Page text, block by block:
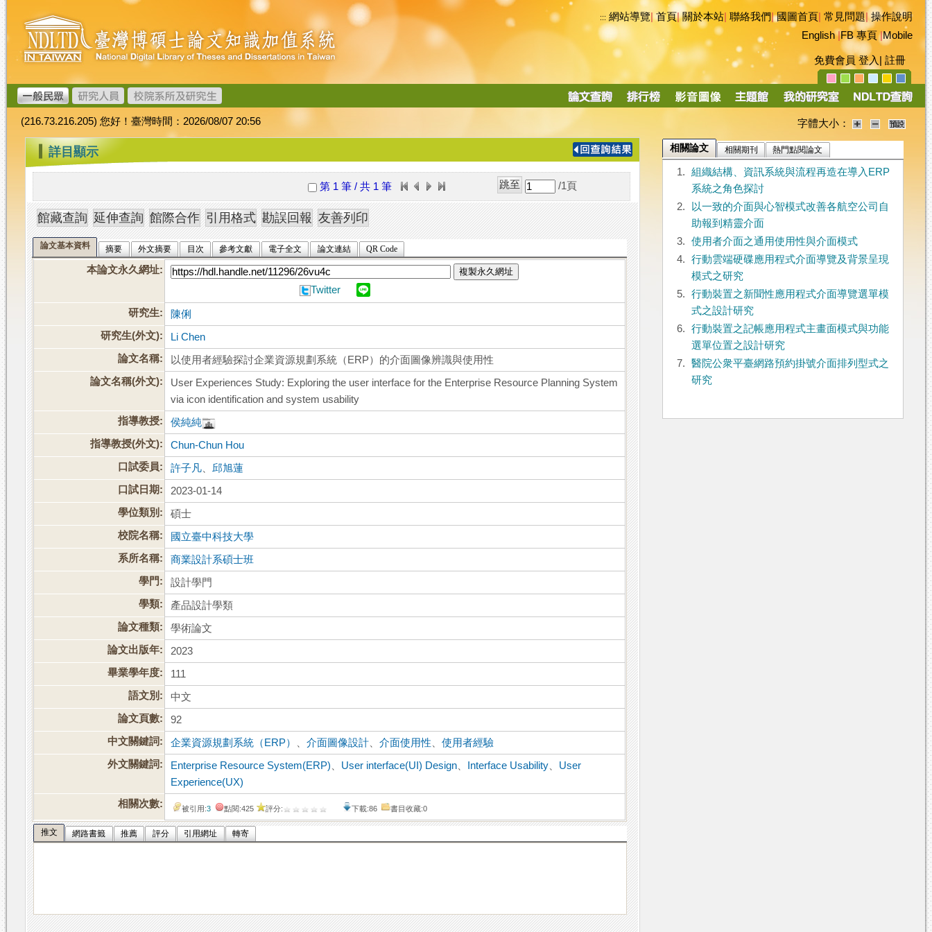
跳
到
主
要
內
容
臺
灣
博
碩
士
論
文
加
值
系
統
::: 網站導覽|首頁|關於本站 聯絡我們|國圖首頁 常見問題|操作說明
English|FB 專頁|Mobile
免費會員 登入 註冊
導
(216.73.216.205) 您好！臺灣時間：2026/08/07 20:56 字體大小：
::: 詳目顯示
第 1 筆 / 共 1 筆 /1 頁
論文基本資料 摘要 外文摘要 目次 參考文獻 電子全文 論文連結 QR Code
本論文永久網址: 複製永久網址
Twitter
研究生:
陳俐
研究生(外文):
Li Chen
論文名稱:
以使用者經驗探討企業資源規劃系統（ERP）的介面圖像辨識與使用性
論文名稱(外文):
User Experiences Study: Exploring the user interface for the Enterprise Resource Planning System
via icon identification and system usability
指導教授:
侯純純
指導教授(外文):
Chun-Chun Hou
口試委員:
許子凡 、邱旭蓮
口試日期:
2023-01-14
學位類別:
碩士
校院名稱:
國立臺中科技大學
系所名稱:
商業設計系碩士班
學門:
設計學門
學類:
產品設計學類
論文種類:
學術論文
論文出版年:
2023
畢業學年度:
111
語文別:
中文
論文頁數:
92
中文關鍵詞:
企業資源規劃系統（ERP） 、介面圖像設計 、介面使用性 、使用者經驗
外文關鍵詞:
Enterprise Resource System(ERP) User interface(UI) Design Interface Usability
User
Experience(UX)
相關次數:
被引用:3 點閱:425 評分: 下載:86 書目收藏:0
推文 網路書籤 推薦 評分 引用網址 轉寄
相關論文 相關期刊 熱門點閱論文
1.
組織結構、資訊系統與流程再造在導入ERP
系統之角色探討
2.
以一致的介面與心智模式改善各航空公司自
助報到精靈介面
3.
使用者介面之通用使用性與介面模式
4.
行動雲端硬碟應用程式介面導覽及背景呈現
模式之研究
5.
行動裝置之新聞性應用程式介面導覽選單模
式之設計研究
6.
行動裝置之記帳應用程式主畫面模式與功能
選單位置之設計研究
7.
醫院公衆平臺網路預約掛號介面排列型式之
研究